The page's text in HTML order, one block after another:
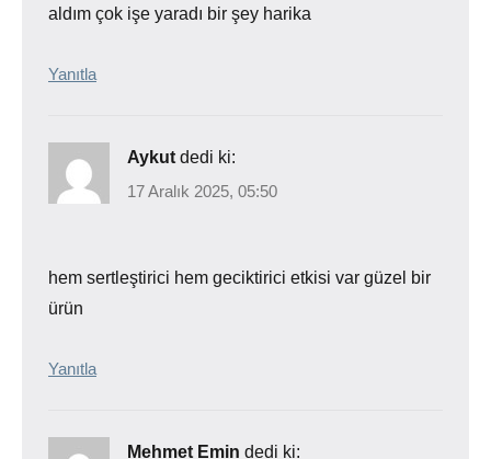
aldım çok işe yaradı bir şey harika
Yanıtla
Aykut dedi ki:
17 Aralık 2025, 05:50
hem sertleştirici hem geciktirici etkisi var güzel bir
ürün
Yanıtla
Mehmet Emin dedi ki: